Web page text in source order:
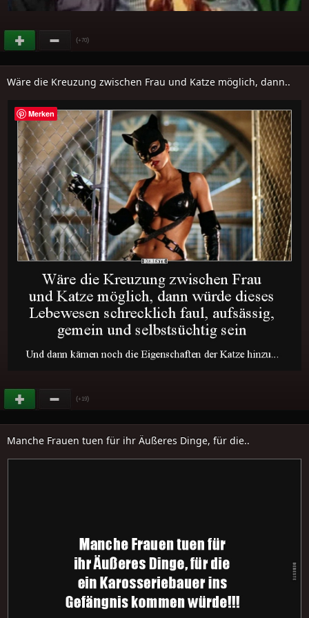
(+70)
Wäre die Kreuzung zwischen Frau und Katze möglich, dann..
(+19)
Manche Frauen tuen für ihr Äußeres Dinge, für die..
Merken